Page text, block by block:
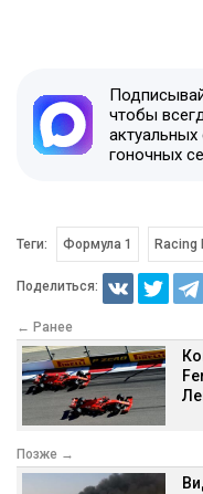
чтобы
гоночных
Теги: Формула 1 Racing
Поделиться:
← Ранее
Позже →